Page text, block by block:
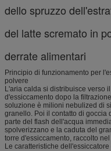
dello spruzzo
del latte scremato in
derrate alimentari
Principio di funzionamento per
polvere
L'aria calda si distribuisce verso
d'essiccamento dopo la
soluzione è milioni nebulized di
granello. Poi il contatto di goccia
parte del flash dell'acqua
spolverizzano e la caduta del
torre d'essiccamento, raccolto
Le caratteristiche